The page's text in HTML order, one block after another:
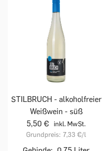
STILBRUCH - alkoholfreier
Weißwein - süß
5,50 €
inkl. MwSt.
Grundpreis: 7,33 €/l